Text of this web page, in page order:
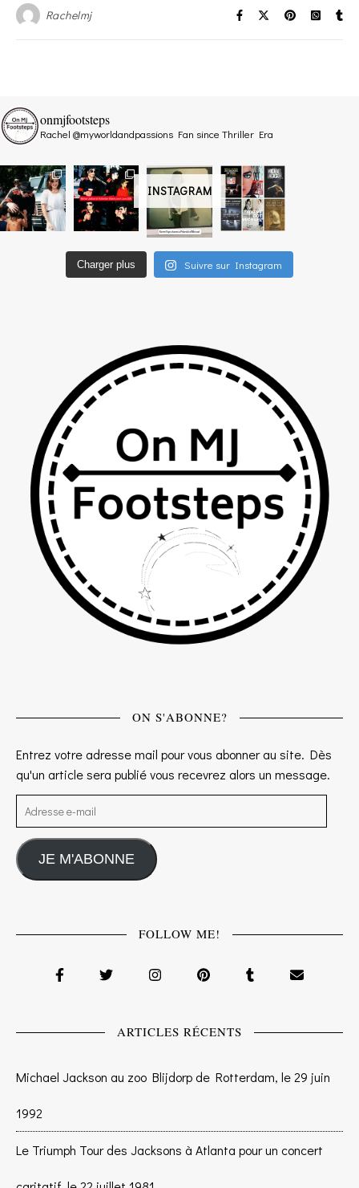
Rachelmj
INSTAGRAM
onmjfootsteps
Rachel @myworldandpassions Fan since Thriller Era
Charger plus Suivre sur Instagram
ON S'ABONNE?
Entrez votre adresse mail pour vous abonner au site. Dès
qu'un article sera publié vous recevrez alors un message.
Adresse e-mail
JE M'ABONNE
FOLLOW ME!
ARTICLES RÉCENTS
Michael Jackson au zoo Blijdorp de Rotterdam, le 29 juin
1992
Le Triumph Tour des Jacksons à Atlanta pour un concert